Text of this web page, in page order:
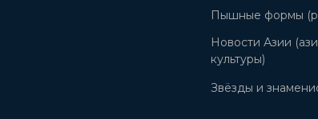
Пышные формы
Новости Азии
культуры)
Звёзды и